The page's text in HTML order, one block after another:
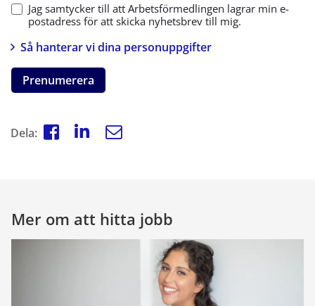
Jag samtycker till att Arbetsförmedlingen lagrar min e-
postadress för att skicka nyhetsbrev till mig.
Så hanterar vi dina personuppgifter
Prenumerera
Dela:
Mer om att hitta jobb